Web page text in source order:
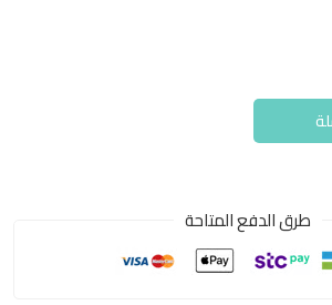
طرق الدفع المتاحة